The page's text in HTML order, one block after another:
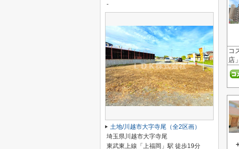
コ
店
-
土地/川越市大字寺尾（全2区画）
埼玉県川越市大字寺尾
東武東上線「上福岡」駅 徒歩19分